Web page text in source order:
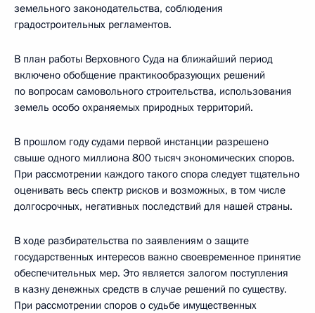
земельного законодательства, соблюдения
градостроительных регламентов.
В план работы Верховного Суда на ближайший период
включено обобщение практикообразующих решений
по вопросам самовольного строительства, использования
земель особо охраняемых природных территорий.
В прошлом году судами первой инстанции разрешено
свыше одного миллиона 800 тысяч экономических споров.
При рассмотрении каждого такого спора следует тщательно
оценивать весь спектр рисков и возможных, в том числе
долгосрочных, негативных последствий для нашей страны.
В ходе разбирательства по заявлениям о защите
государственных интересов важно своевременное принятие
обеспечительных мер. Это является залогом поступления
в казну денежных средств в случае решений по существу.
При рассмотрении споров о судьбе имущественных